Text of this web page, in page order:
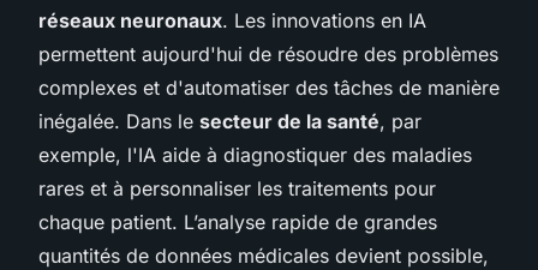
réseaux neuronaux. Les innovations en IA
permettent aujourd'hui de résoudre des problèmes
complexes et d'automatiser des tâches de manière
inégalée. Dans le secteur de la santé, par
exemple, l'IA aide à diagnostiquer des maladies
rares et à personnaliser les traitements pour
chaque patient. L’analyse rapide de grandes
quantités de données médicales devient possible,